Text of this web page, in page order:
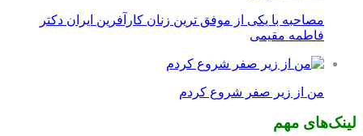
مصاحبه با یکی از موفق ترین زنان کارآفرین ایران دکتر
فاطمه مقیمی
من از زیر صفر شروع کردم
لینک‌های مهم